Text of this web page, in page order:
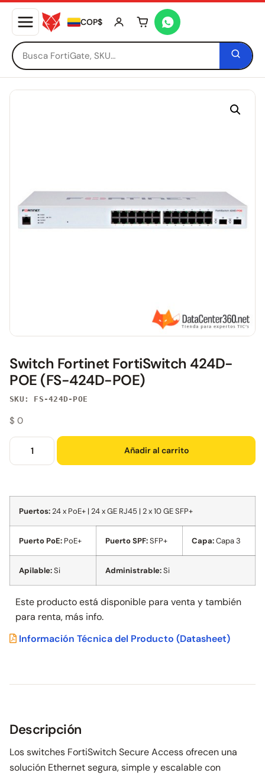
COP$ Tu carrito está vacío
Switch Fortinet FortiSwitch 424D-
POE (FS-424D-POE)
SKU: FS-424D-POE
$ 0
Añadir al carrito
Puertos:24 x PoE+ | 24 x GE RJ45 | 2 x 10 GE SFP+
Puerto PoE: PoE+ Puerto SPF:SFP+ Capa:Capa 3
Apilable:Si Administrable:Si
Este producto está disponible para venta y también
para renta, más info.
Información Técnica del Producto (Datasheet)
Descripción
Los switches FortiSwitch Secure Access ofrecen una
solución Ethernet segura, simple y escalable con